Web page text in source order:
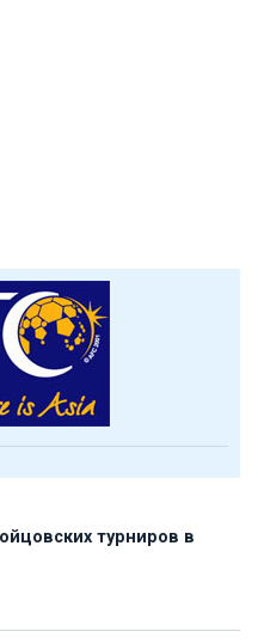
турниров в